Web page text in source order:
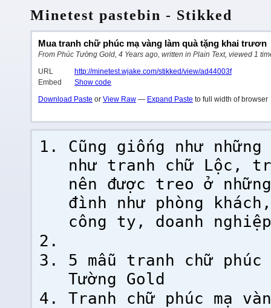
Minetest pastebin - Stikked
Mua tranh chữ phúc mạ vàng làm quà tặng khai trươn
From Phúc Tường Gold, 4 Years ago, written in Plain Text, viewed 1
URL
http://minetest.wjake.com/stikked/view/ad44003f
Embed
Show code
Download Paste or View Raw — Expand Paste to full width of browser
Cũng giống như
như tranh chữ Lộc,
nên được treo ở
đình như phòng
công ty, doanh
5 mẫu tranh chữ
Tường Gold
Tranh chữ phúc mạ